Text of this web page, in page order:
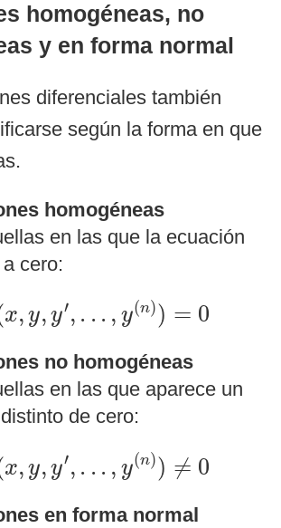
homogéneas, no
y en forma normal
diferenciales también
según la forma en que
homogéneas
en las que la ecuación
cero:
x, y, y′, . . . , y(n)) = 0
y n))=
no homogéneas
en las que aparece un
de cero:
x, y, y′, . . . , y(n)) ≠ 0
y n))≠
en forma normal